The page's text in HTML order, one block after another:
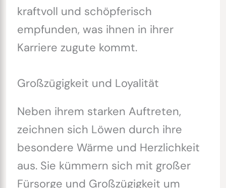
kraftvoll und schöpferisch
empfunden, was ihnen in ihrer
Karriere zugute kommt.
Großzügigkeit und Loyalität
Neben ihrem starken Auftreten,
zeichnen sich Löwen durch ihre
besondere Wärme und Herzlichkeit
aus. Sie kümmern sich mit großer
Fürsorge und Großzügigkeit um